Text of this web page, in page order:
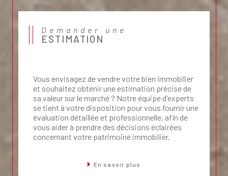
Demander une
ESTIMATION
Vous envisagez de vendre votre bien immobilier
et souhaitez obtenir une estimation précise de
sa valeur sur le marché ? Notre équipe d'experts
se tient à votre disposition pour vous fournir une
évaluation détaillée et professionnelle, afin de
vous aider à prendre des décisions éclairées
concernant votre patrimoine immobilier.
En savoir plus